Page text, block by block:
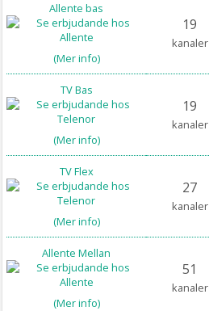
Allente bas
(Mer info)
19
kanaler
TV Bas
(Mer info)
19
kanaler
TV Flex
(Mer info)
27
kanaler
Allente Mellan
(Mer info)
51
kanaler